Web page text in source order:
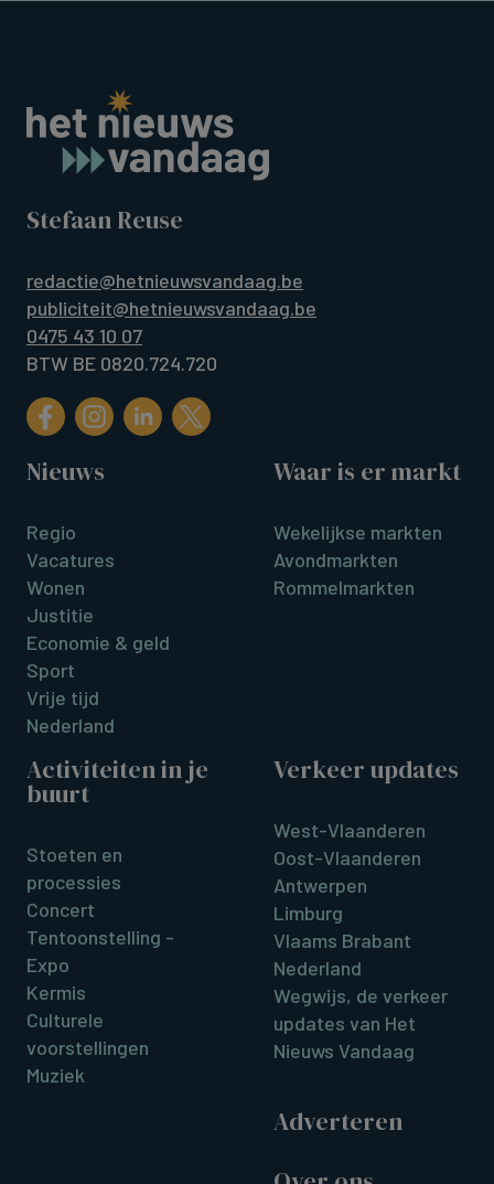
Stefaan Reuse
redactie@hetnieuwsvandaag.be
publiciteit@hetnieuwsvandaag.be
0475 43 10 07
BTW BE 0820.724.720
Nieuws
Regio
Vacatures
Wonen
Justitie
Economie & geld
Sport
Vrije tijd
Nederland
Waar is er markt
Wekelijkse markten
Avondmarkten
Rommelmarkten
Activiteiten in je
buurt
Stoeten en
processies
Concert
Tentoonstelling -
Expo
Kermis
Culturele
voorstellingen
Muziek
Verkeer updates
West-Vlaanderen
Oost-Vlaanderen
Antwerpen
Limburg
Vlaams Brabant
Nederland
Wegwijs, de verkeer
updates van Het
Nieuws Vandaag
Adverteren